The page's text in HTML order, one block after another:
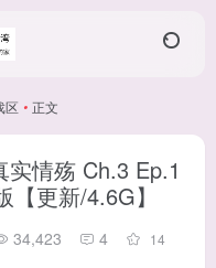
区 • 正文
实情殇 Ch.3 Ep.1
更新/4.6G】
34,423 4 14